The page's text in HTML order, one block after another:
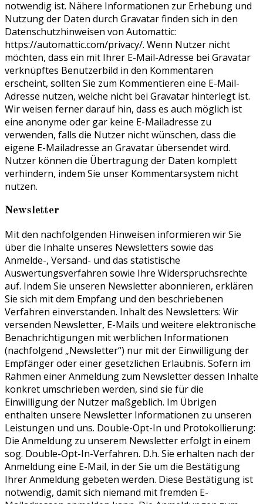
notwendig ist. Nähere Informationen zur Erhebung und
Nutzung der Daten durch Gravatar finden sich in den
Datenschutzhinweisen von Automattic:
https://automattic.com/privacy/. Wenn Nutzer nicht
möchten, dass ein mit Ihrer E-Mail-Adresse bei Gravatar
verknüpftes Benutzerbild in den Kommentaren
erscheint, sollten Sie zum Kommentieren eine E-Mail-
Adresse nutzen, welche nicht bei Gravatar hinterlegt ist.
Wir weisen ferner darauf hin, dass es auch möglich ist
eine anonyme oder gar keine E-Mailadresse zu
verwenden, falls die Nutzer nicht wünschen, dass die
eigene E-Mailadresse an Gravatar übersendet wird.
Nutzer können die Übertragung der Daten komplett
verhindern, indem Sie unser Kommentarsystem nicht
nutzen.
Newsletter
Mit den nachfolgenden Hinweisen informieren wir Sie
über die Inhalte unseres Newsletters sowie das
Anmelde-, Versand- und das statistische
Auswertungsverfahren sowie Ihre Widerspruchsrechte
auf. Indem Sie unseren Newsletter abonnieren, erklären
Sie sich mit dem Empfang und den beschriebenen
Verfahren einverstanden. Inhalt des Newsletters: Wir
versenden Newsletter, E-Mails und weitere elektronische
Benachrichtigungen mit werblichen Informationen
(nachfolgend „Newsletter“) nur mit der Einwilligung der
Empfänger oder einer gesetzlichen Erlaubnis. Sofern im
Rahmen einer Anmeldung zum Newsletter dessen Inhalte
konkret umschrieben werden, sind sie für die
Einwilligung der Nutzer maßgeblich. Im Übrigen
enthalten unsere Newsletter Informationen zu unseren
Leistungen und uns. Double-Opt-In und Protokollierung:
Die Anmeldung zu unserem Newsletter erfolgt in einem
sog. Double-Opt-In-Verfahren. D.h. Sie erhalten nach der
Anmeldung eine E-Mail, in der Sie um die Bestätigung
Ihrer Anmeldung gebeten werden. Diese Bestätigung ist
notwendig, damit sich niemand mit fremden E-